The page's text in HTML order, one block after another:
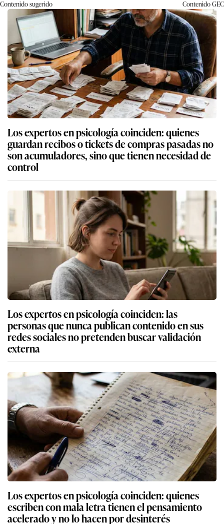
Contenido sugerido ContenidoGEC
Los expertos en psicología coinciden: quienes
guardan recibos o tickets de compras pasadas no
son acumuladores, sino que tienen necesidad de
control
Los expertos en psicología coinciden: las
personas que nunca publican contenido en sus
redes sociales no pretenden buscar validación
externa
Los expertos en psicología coinciden: quienes
escriben con mala letra tienen el pensamiento
acelerado y no lo hacen por desinterés